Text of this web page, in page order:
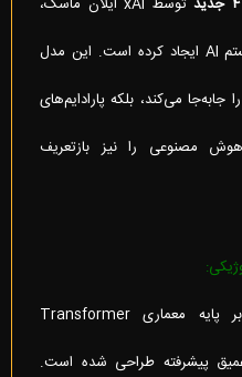
موجی از تحولات بنیادین در اکوسیستم AI ایجاد کرده است. این مدل
جابه‌جا می‌کند، بلکه پارادایم‌های
مصنوعی را نیز بازتعریف
بر پایه معماری Transformer
عمیق پیشرفته طراحی شده است.